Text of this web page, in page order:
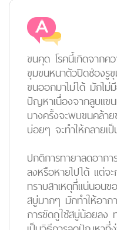
ขนคุด โรคนี้เกิดจาก
ขุมขนหนาตัวปิดช่องรู
ขนออกมาไม่ได้ มักไม่
ปัญหาเนื่องจากลูบแข
บางครั้งจะพบขนคล้า
บ่อยๆ จะทำให้กลายเ
ปกติการทายาลดอาก
ลงหรือหายไปได้ แต่จ
ทราบสาเหตุที่แน่นอนข
สบู่มากๆ มักทำให้อาก
การขัดถูใช้สบู่น้อยลง